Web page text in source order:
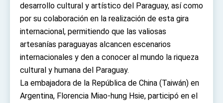
Important Remarks of the Ministry of Foreign
Affairs
Taiwan government to open office in Arizona,
advancing Taiwan-US exchanges and
cooperation
desarrollo cultural y artístico del Paraguay, así como
por su colaboración en la realización de esta gira
internacional, permitiendo que las valiosas
artesanías paraguayas alcancen escenarios
internacionales y den a conocer al mundo la riqueza
cultural y humana del Paraguay.
La embajadora de la República de China (Taiwán) en
Argentina, Florencia Miao-hung Hsie, participó en el